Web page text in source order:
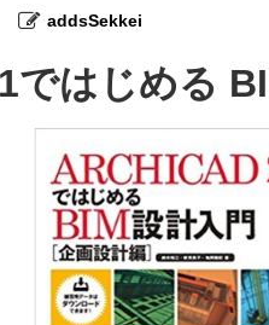
addsSekkei
ではじめる